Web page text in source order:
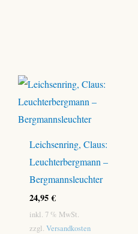
Leichsenring, Claus:
Leuchterbergmann –
Bergmannsleuchter
24,95€
inkl. 7 % MwSt.
zzgl. Versandkosten